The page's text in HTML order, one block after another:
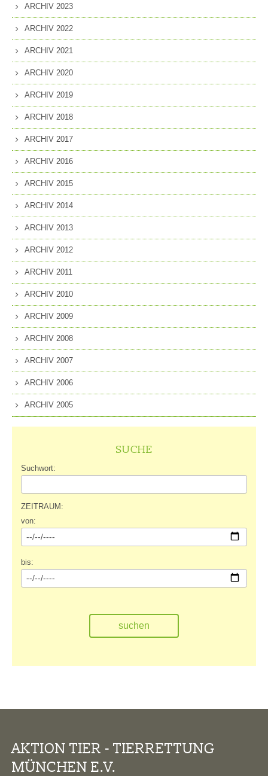
ARCHIV 2023
ARCHIV 2022
ARCHIV 2021
ARCHIV 2020
ARCHIV 2019
ARCHIV 2018
ARCHIV 2017
ARCHIV 2016
ARCHIV 2015
ARCHIV 2014
ARCHIV 2013
ARCHIV 2012
ARCHIV 2011
ARCHIV 2010
ARCHIV 2009
ARCHIV 2008
ARCHIV 2007
ARCHIV 2006
ARCHIV 2005
SUCHE
Suchwort:
ZEITRAUM:
von:
bis:
AKTION TIER - TIERRETTUNG
MÜNCHEN E.V.